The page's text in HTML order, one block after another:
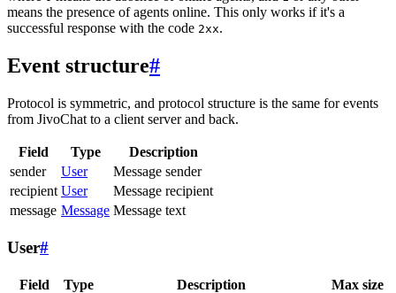
means the presence of agents online. This only works if it's a
successful response with the code 2xx.
Event structure#
Protocol is symmetric, and protocol structure is the same for events
from JivoChat to a client server and back.
Field Type
Description
sender
User
Message sender
recipient User
Message recipient
message Message Message text
User#
Field Type Description Max size